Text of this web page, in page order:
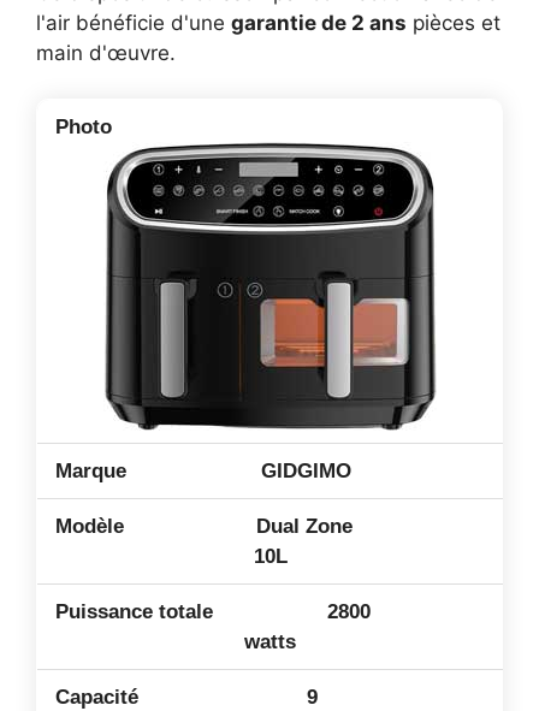
l'air bénéficie d'une garantie de 2 ans pièces et
main d'œuvre.
GIDGIMO
Dual Zone
10L
2800
watts
9